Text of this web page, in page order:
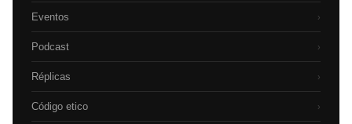
Eventos ›
Podcast ›
Réplicas ›
Código etico ›